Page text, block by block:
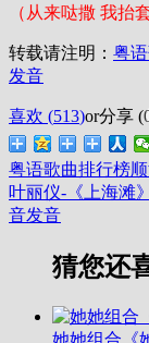
（从来哒撒 我抬套
转载请注明： 粤
发音
喜欢 (513)or分享 (
粤语歌曲排行榜
叶丽仪-《上海滩
音发音
猜您还
她她组合《